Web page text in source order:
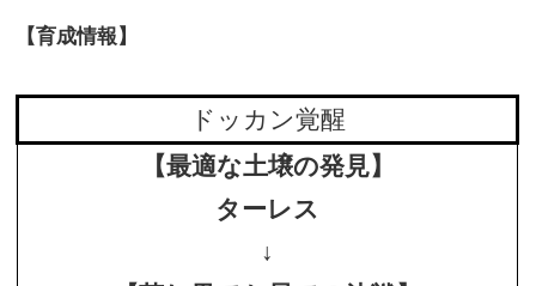
【育成情報】
ドッカン覚醒
【最適な土壌の発見】
ターレス
↓